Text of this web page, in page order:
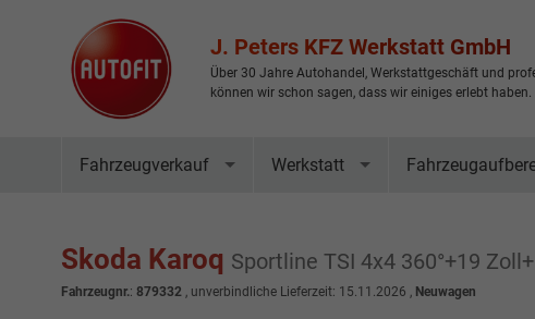
J. Peters KFZ Werkstatt GmbH
Über 30 Jahre Autohandel, Werkstattgeschäft und
können wir schon sagen, dass wir einiges erlebt haben.
Fahrzeugverkauf Werkstatt
Skoda Karoq Sportline TSI 4x4 360°+19
Fahrzeugnr.: 879332 , unverbindliche Lieferzeit: 15.11.2026 , Neuwagen